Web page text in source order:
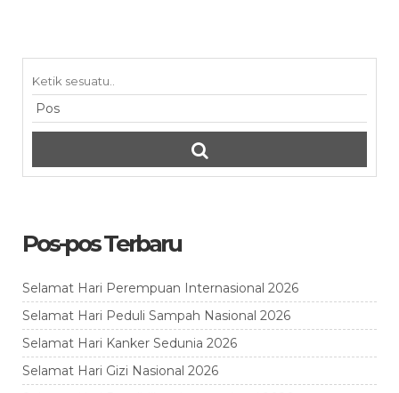
Pos-pos Terbaru
Selamat Hari Perempuan Internasional 2026
Selamat Hari Peduli Sampah Nasional 2026
Selamat Hari Kanker Sedunia 2026
Selamat Hari Gizi Nasional 2026